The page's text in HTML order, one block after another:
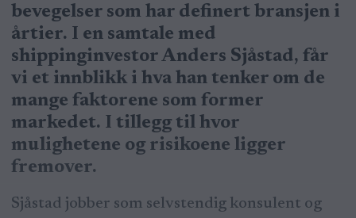
bevegelser som har definert bransjen i
årtier. I en samtale med
shippinginvestor Anders Sjåstad, får
vi et innblikk i hva han tenker om de
mange faktorene som former
markedet. I tillegg til hvor
mulighetene og risikoene ligger
fremover.
Sjåstad jobber som selvstendig konsulent og